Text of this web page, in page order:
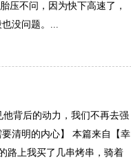
压不问，因为快下高速了，
没问题。...
背后的动力，我们不再去强
清明的内心】 本篇来自【幸
路上我买了几串烤串，骑着